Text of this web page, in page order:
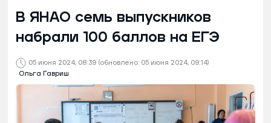
05 июня 2024, 08:39 (обновлено: 05 июня 2024, 09:14)
Ольга Гавриш
В ЯНАО семь выпускников
набрали 100 баллов на ЕГЭ